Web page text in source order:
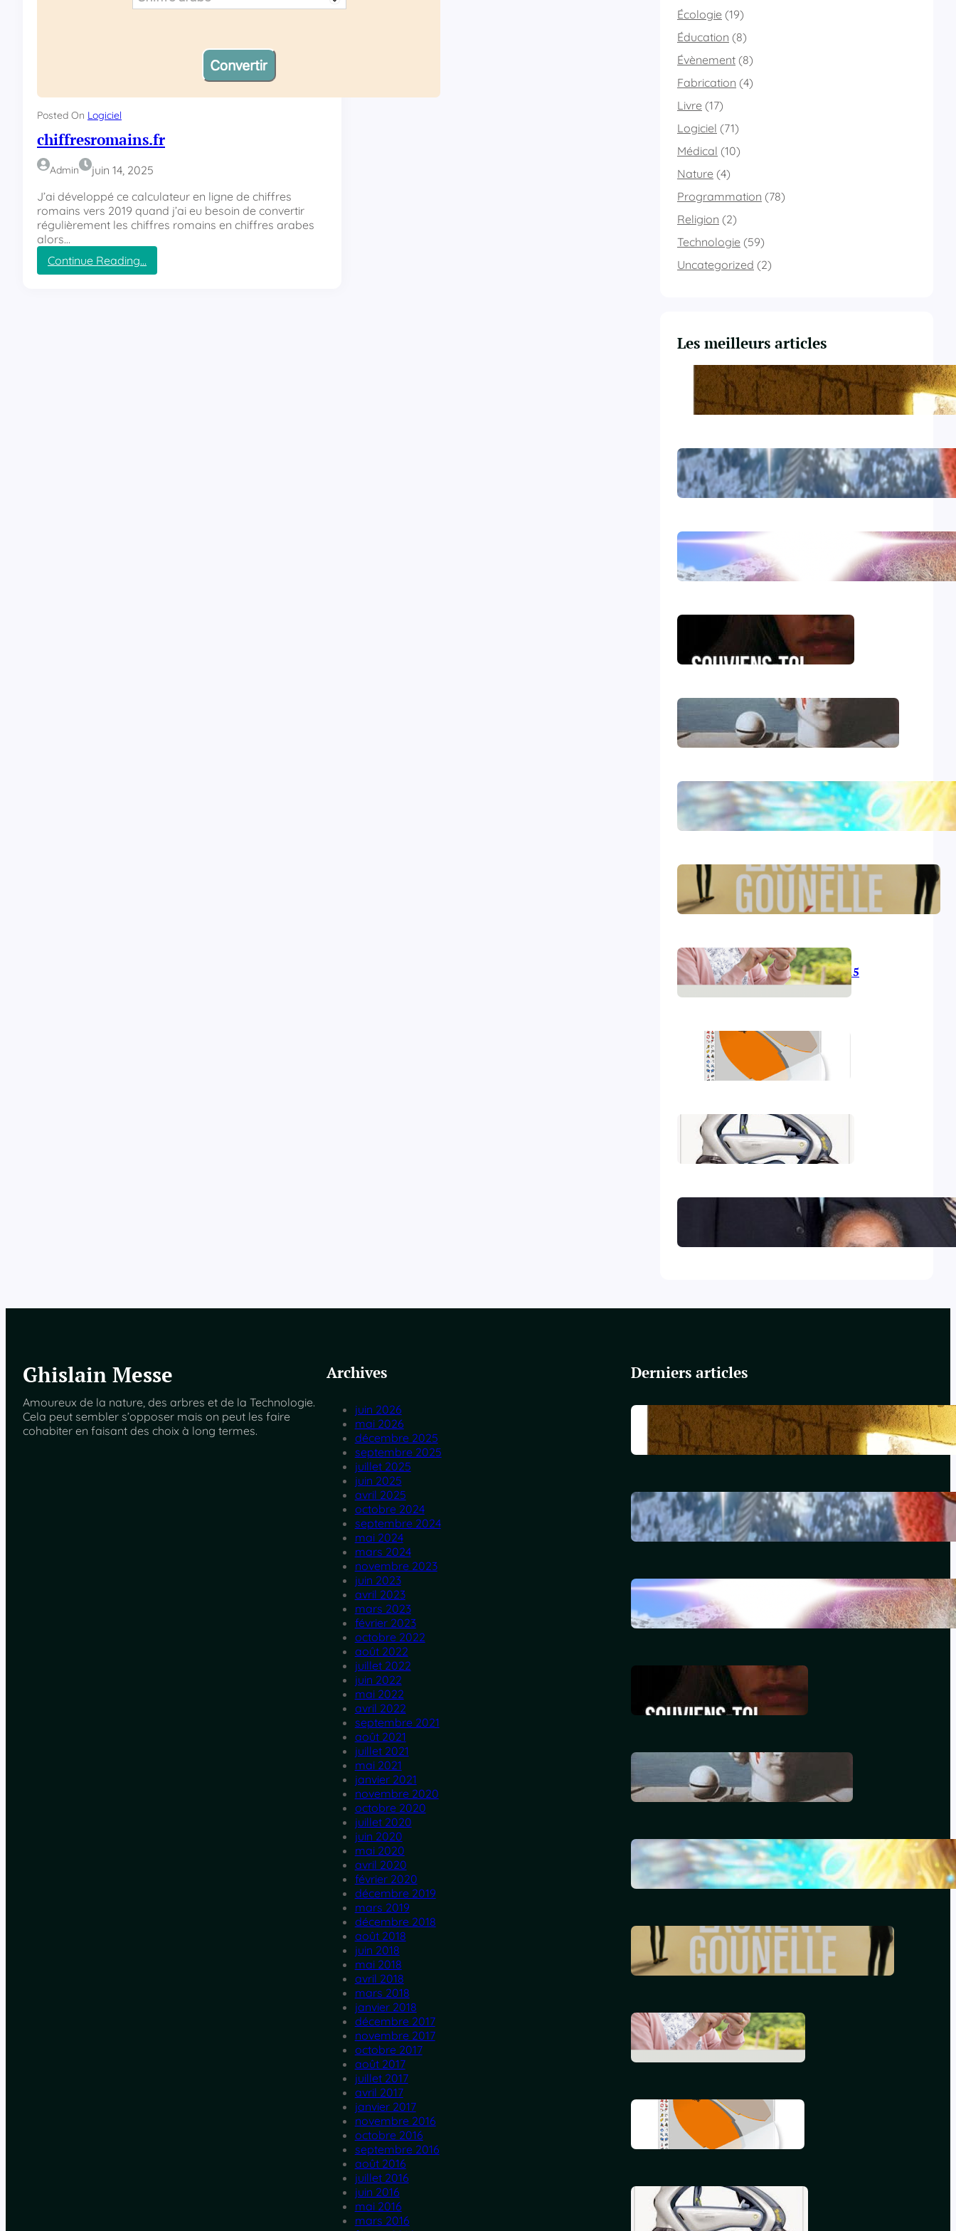
Posted On Logiciel
chiffresromains.fr
Admin
juin 14, 2025
J’ai développé ce calculateur en ligne de chiffres
romains vers 2019 quand j’ai eu besoin de convertir
régulièrement les chiffres romains en chiffres arabes
alors…
Continue Reading…
:
Écologie (19)
Éducation (8)
Évènement (8)
Fabrication (4)
Livre (17)
Logiciel (71)
Médical (10)
Nature (4)
Programmation (78)
Religion (2)
Technologie (59)
Uncategorized (2)
Les meilleurs articles
Du Yahvisme au Sionisme
Comirnaty
L’hydroxychloroquine
Souviens-toi, Sydney
Le génocide vendéen
Le livre d’Hénoch
Le réveil – Laurent Gounelle
L’informatique en 2015
Mon deuxième iBook
Mon premier iBook
Le Collège central des Témoins
de Jéhovah excommunié !
Ghislain Messe
Amoureux de la nature, des arbres et de la Technologie.
Cela peut sembler s’opposer mais on peut les faire
cohabiter en faisant des choix à long termes.
Archives
juin 2026
mai 2026
décembre 2025
septembre 2025
juillet 2025
juin 2025
avril 2025
octobre 2024
septembre 2024
mai 2024
mars 2024
novembre 2023
juin 2023
avril 2023
mars 2023
février 2023
octobre 2022
août 2022
juillet 2022
juin 2022
mai 2022
avril 2022
septembre 2021
août 2021
juillet 2021
mai 2021
janvier 2021
novembre 2020
octobre 2020
juillet 2020
juin 2020
mai 2020
avril 2020
février 2020
décembre 2019
mars 2019
décembre 2018
août 2018
juin 2018
mai 2018
avril 2018
mars 2018
janvier 2018
décembre 2017
novembre 2017
octobre 2017
août 2017
juillet 2017
avril 2017
janvier 2017
novembre 2016
octobre 2016
septembre 2016
août 2016
juillet 2016
juin 2016
mai 2016
mars 2016
Derniers articles
Du Yahvisme au Sionisme
juin 17, 2026
Comirnaty
mai 14, 2026
L’hydroxychloroquine
décembre 29, 2025
Souviens-toi, Sydney
décembre 29, 2025
Le génocide vendéen
juillet 7, 2025
Le livre d’Hénoch
septembre 22, 2024
Le réveil – Laurent Gounelle
mars 17, 2024
L’informatique en 2015
septembre 25, 2015
Mon deuxième iBook
juillet 16, 2015
Mon premier iBook
mai 16, 2015